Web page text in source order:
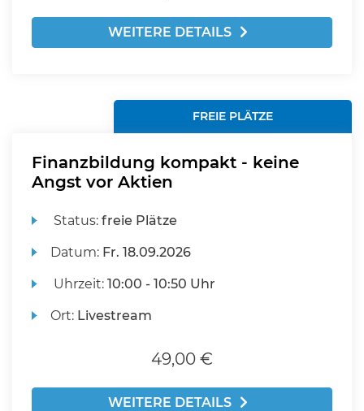
WEITERE DETAILS
FREIE PLÄTZE
Finanzbildung kompakt - keine
Angst vor Aktien
Status:freie Plätze
Datum: Fr. 18.09.2026
Uhrzeit:10:00 - 10:50 Uhr
Ort: Livestream
49,00 €
WEITERE DETAILS